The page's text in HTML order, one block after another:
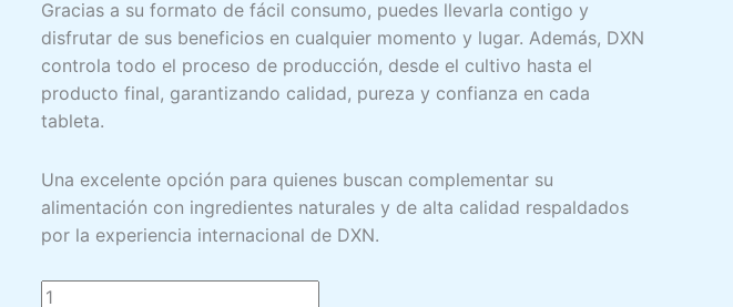
Gracias a su formato de fácil consumo, puedes llevarla contigo y
disfrutar de sus beneficios en cualquier momento y lugar. Además, DXN
controla todo el proceso de producción, desde el cultivo hasta el
producto final, garantizando calidad, pureza y confianza en cada
tableta.
Una excelente opción para quienes buscan complementar su
alimentación con ingredientes naturales y de alta calidad respaldados
por la experiencia internacional de DXN.
Melena